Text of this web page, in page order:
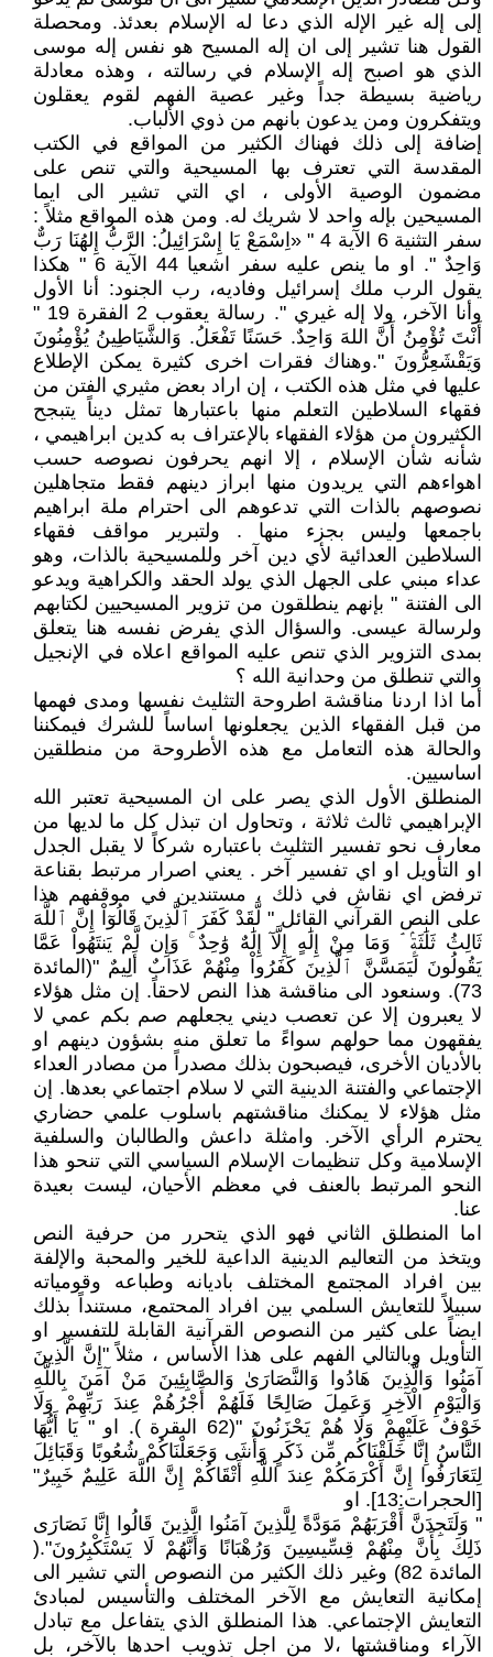
إلى إله غير الإله الذي دعا له الإسلام بعدئذ. ومحصلة
القول هنا تشير إلى ان إله المسيح هو نفس إله موسى
الذي هو اصبح إله الإسلام في رسالته ، وهذه معادلة
رياضية بسيطة جداً وغير عصية الفهم لقوم يعقلون
ويتفكرون ومن يدعون بانهم من ذوي الألباب.
إضافة إلى ذلك فهناك الكثير من المواقع في الكتب
المقدسة التي تعترف بها المسيحية والتي تنص على
مضمون الوصية الأولى ، اي التي تشير الى ايما
المسيحين بإله واحد لا شريك له. ومن هذه المواقع مثلاً :
سفر التثنية 6 الآية 4 " «اِسْمَعْ يَا إِسْرَائِيلُ: الرَّبُّ إِلهُنَا رَبٌّ
وَاحِدٌ ". او ما ينص عليه سفر اشعيا 44 الآية 6 " هكذا
يقول الرب ملك إسرائيل وفاديه، رب الجنود: أنا الأول
وأنا الآخر، ولا إله غيري ". رسالة يعقوب 2 الفقرة 19 "
أَنْتَ تُؤْمِنُ أَنَّ اللهَ وَاحِدٌ. حَسَنًا تَفْعَلُ. وَالشَّيَاطِينُ يُؤْمِنُونَ
وَيَقْشَعِرُّونَ ".وهناك فقرات اخرى كثيرة يمكن الإطلاع
عليها في مثل هذه الكتب ، إن اراد بعض مثيري الفتن من
فقهاء السلاطين التعلم منها باعتبارها تمثل ديناً يتبجح
الكثيرون من هؤلاء الفقهاء بالإعتراف به كدين ابراهيمي ،
شأنه شأن الإسلام ، إلا انهم يحرفون نصوصه حسب
اهواءهم التي يريدون منها ابراز دينهم فقط متجاهلين
نصوصهم بالذات التي تدعوهم الى احترام ملة ابراهيم
باجمعها وليس بجزء منها . ولتبرير مواقف فقهاء
السلاطين العدائية لأي دين آخر وللمسيحية بالذات، وهو
عداء مبني على الجهل الذي يولد الحقد والكراهية ويدعو
الى الفتنة " بإنهم ينطلقون من تزوير المسيحيين لكتابهم
ولرسالة عيسى. والسؤال الذي يفرض نفسه هنا يتعلق
بمدى التزوير الذي تنص عليه المواقع اعلاه في الإنجيل
والتي تنطلق من وحدانية الله ؟
أما اذا اردنا مناقشة اطروحة التثليث نفسها ومدى فهمها
من قبل الفقهاء الذين يجعلونها اساساً للشرك فيمكننا
والحالة هذه التعامل مع هذه الأطروحة من منطلقين
اساسيين.
المنطلق الأول الذي يصر على ان المسيحية تعتبر الله
الإبراهيمي ثالث ثلاثة ، وتحاول ان تبذل كل ما لديها من
معارف نحو تفسير التثليث باعتباره شركاً لا يقبل الجدل
او التأويل او اي تفسير آخر . يعني اصرار مرتبط بقناعة
ترفض اي نقاش في ذلك ، مستندين في موقفهم هذا
على النص القرآني القائل " لَّقَدْ كَفَرَ ٱلَّذِينَ قَالُوٓاْ إِنَّ ٱللَّهَ
ثَالِثُ ثَلَٰثَةٍۢ ۘ وَمَا مِنْ إِلَٰهٍ إِلَّآ إِلَٰهٌ وَٰحِدٌ ۚ وَإِن لَّمْ يَنتَهُواْ عَمَّا
يَقُولُونَ لَيَمَسَّنَّ ٱلَّذِينَ كَفَرُواْ مِنْهُمْ عَذَابٌ أَلِيمٌ "(المائدة
73). وسنعود الى مناقشة هذا النص لاحقاً. إن مثل هؤلاء
لا يعبرون إلا عن تعصب ديني يجعلهم صم بكم عمي لا
يفقهون مما حولهم سواءً ما تعلق منه بشؤون دينهم او
بالأديان الأخرى، فيصبحون بذلك مصدراً من مصادر العداء
الإجتماعي والفتنة الدينية التي لا سلام اجتماعي بعدها. إن
مثل هؤلاء لا يمكنك مناقشتهم باسلوب علمي حضاري
يحترم الرأي الآخر. وامثلة داعش والطالبان والسلفية
الإسلامية وكل تنظيمات الإسلام السياسي التي تنحو هذا
النحو المرتبط بالعنف في معظم الأحيان، ليست بعيدة
عنا.
اما المنطلق الثاني فهو الذي يتحرر من حرفية النص
ويتخذ من التعاليم الدينية الداعية للخير والمحبة والإلفة
بين افراد المجتمع المختلف باديانه وطباعه وقومياته
سبيلاً للتعايش السلمي بين افراد المحتمع، مستنداً بذلك
ايضاً على كثير من النصوص القرآنية القابلة للتفسير او
التأويل وبالتالي الفهم على هذا الأساس ، مثلاً "إِنَّ الَّذِينَ
آمَنُوا وَالَّذِينَ هَادُوا وَالنَّصَارَىٰ وَالصَّابِئِينَ مَنْ آمَنَ بِاللَّهِ
وَالْيَوْمِ الْآخِرِ وَعَمِلَ صَالِحًا فَلَهُمْ أَجْرُهُمْ عِندَ رَبِّهِمْ وَلَا
خَوْفٌ عَلَيْهِمْ وَلَا هُمْ يَحْزَنُونَ "(62 البقرة ). او " يَا أَيُّهَا
النَّاسُ إِنَّا خَلَقْنَاكُم مِّن ذَكَرٍ وَأُنثَى وَجَعَلْنَاكُمْ شُعُوبًا وَقَبَائِلَ
لِتَعَارَفُوا إِنَّ أَكْرَمَكُمْ عِندَ اللَّهِ أَتْقَاكُمْ إِنَّ اللَّهَ عَلِيمٌ خَبِيرٌ"
[الحجرات:13]. او
" وَلَتَجِدَنَّ أَقْرَبَهُمْ مَوَدَّةً لِلَّذِينَ آمَنُوا الَّذِينَ قَالُوا إِنَّا نَصَارَى
ذَلِكَ بِأَنَّ مِنْهُمْ قِسِّيسِينَ وَرُهْبَانًا وَأَنَّهُمْ لَا يَسْتَكْبِرُونَ".(
المائدة 82) وغير ذلك الكثير من النصوص التي تشير الى
إمكانية التعايش مع الآخر المختلف والتأسيس لمبادئ
التعايش الإجتماعي. هذا المنطلق الذي يتفاعل مع تبادل
الآراء ومناقشتها ،لا من اجل تذويب احدها بالآخر، بل